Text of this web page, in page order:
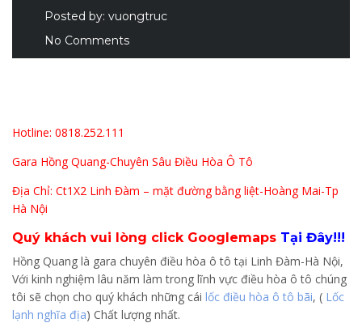
Posted by: vuongtruc
No Comments
Hotline: 0818.252.111
Gara Hồng Quang-Chuyên Sâu Điều Hòa Ô Tô
Địa Chỉ: Ct1X2 Linh Đàm – mặt đường bằng liệt-Hoàng Mai-Tp
Hà Nội
Quý khách vui lòng click Googlemaps Tại Đây!!!
Hồng Quang là gara chuyên điều hòa ô tô tại Linh Đàm-Hà Nội,
Với kinh nghiệm lâu năm làm trong lĩnh vực điều hòa ô tô chúng
tôi sẽ chọn cho quý khách những cái lốc điều hòa ô tô bãi, ( Lốc
lạnh nghĩa địa) Chất lượng nhất.